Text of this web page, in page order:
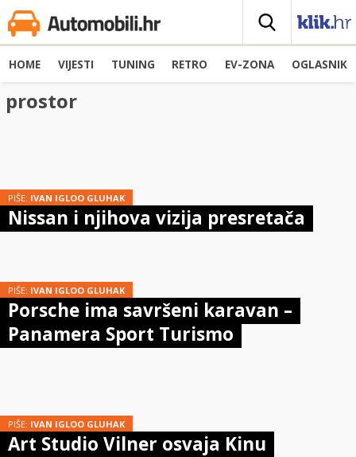
HOME VIJESTI TUNING RETRO EV-ZONA OGLASNIK
prostor
PIŠE: IVAN IGLOO GLUHAK
Nissan i njihova vizija presretača
PIŠE: IVAN IGLOO GLUHAK
Porsche ima savršeni karavan –
Panamera Sport Turismo
PIŠE: IVAN IGLOO GLUHAK
Art Studio Vilner osvaja Kinu